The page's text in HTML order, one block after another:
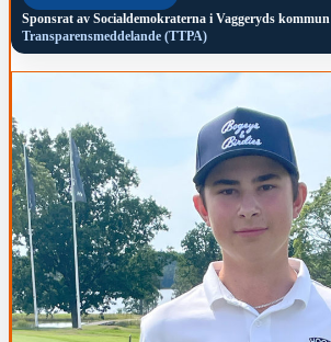
Sponsrat av Socialdemokraterna i Vaggeryds kommun
Transparensmeddelande (TTPA)